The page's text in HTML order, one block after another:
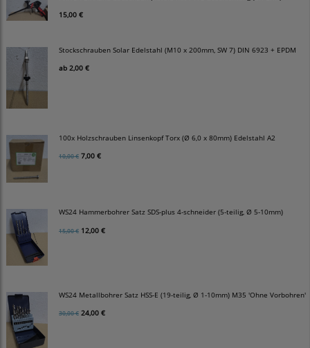
15,00 €
Stockschrauben Solar Edelstahl (M10 x 200mm, SW 7) DIN 6923 + EPDM
ab 2,00 €
100x Holzschrauben Linsenkopf Torx (Ø 6,0 x 80mm) Edelstahl A2
10,00 € 7,00 €
WS24 Hammerbohrer Satz SDS-plus 4-schneider (5-teilig, Ø 5-10mm)
15,00 € 12,00 €
WS24 Metallbohrer Satz HSS-E (19-teilig, Ø 1-10mm) M35 'Ohne Vorbohren'
30,00 € 24,00 €